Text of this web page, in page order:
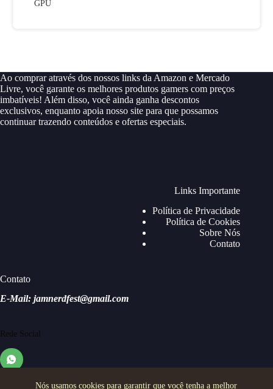
Nós usamos cookies para garantir que você tenha a melhor
GPU
Ao comprar através dos nossos links da Amazon e Mercado
Livre, você garante os melhores produtos gamers com preços
imbatíveis! Além disso, você ainda ganha descontos
exclusivos, enquanto apoia nosso site para que possamos
continuar trazendo conteúdos e ofertas especiais.
Links Importante
Política de Privacidade
Política de Cookies
Sobre Nós
Contato
Contato
E-Mail: jamnerdfest@gmail.com
Rede Social